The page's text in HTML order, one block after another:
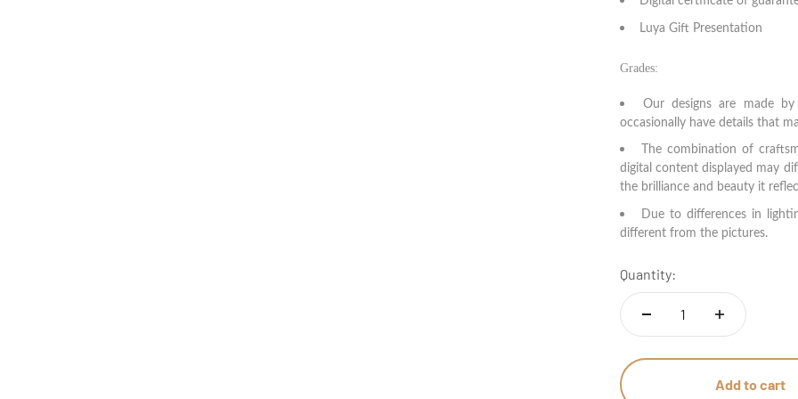
Luya Gift Presentation
Grades:
Our designs are made
occasionally have details that
The combination of
digital content displayed may
the brilliance and beauty it
Due to differences in
different from the pictures.
Quantity:
Add to cart